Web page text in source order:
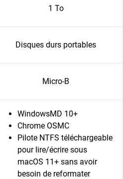
1 To
Disques durs portables
Micro-B
WindowsMD 10+
Chrome OSMC
Pilote NTFS téléchargeable
pour lire/écrire sous
macOS 11+ sans avoir
besoin de reformater